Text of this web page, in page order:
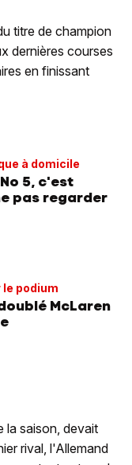
titre de champion
dernières courses
en finissant
à domicile
5, c'est
pas regarder
le podium
McLaren
la saison, devait
rival, l'Allemand